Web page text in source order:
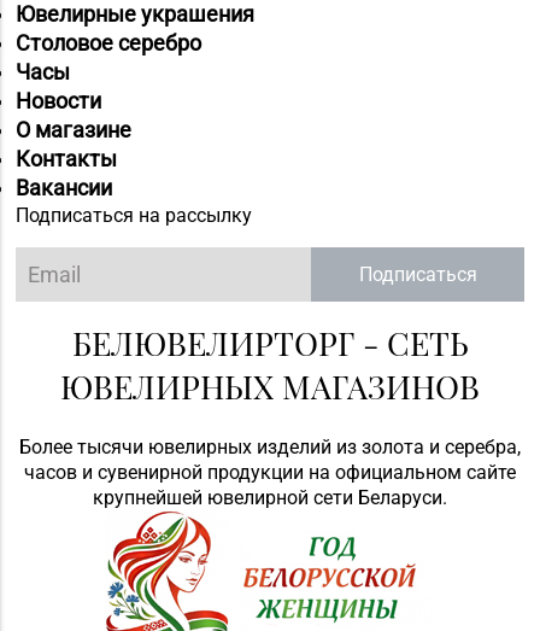
Ювелирные украшения
Столовое серебро
Часы
Новости
О магазине
Контакты
Вакансии
Подписаться на рассылку
Подписаться
БЕЛЮВЕЛИРТОРГ - СЕТЬ
ЮВЕЛИРНЫХ МАГАЗИНОВ
Более тысячи ювелирных изделий из золота и серебра,
часов и сувенирной продукции на официальном сайте
крупнейшей ювелирной сети Беларуси.